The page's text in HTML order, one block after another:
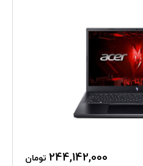
244,142,000 تومان